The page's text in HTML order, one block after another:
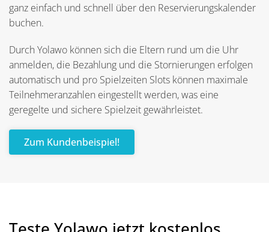
ganz einfach und schnell über den Reservierungskalender
buchen.
Durch Yolawo können sich die Eltern rund um die Uhr
anmelden, die Bezahlung und die Stornierungen erfolgen
automatisch und pro Spielzeiten Slots können maximale
Teilnehmeranzahlen eingestellt werden, was eine
geregelte und sichere Spielzeit gewährleistet.
Zum Kundenbeispiel!